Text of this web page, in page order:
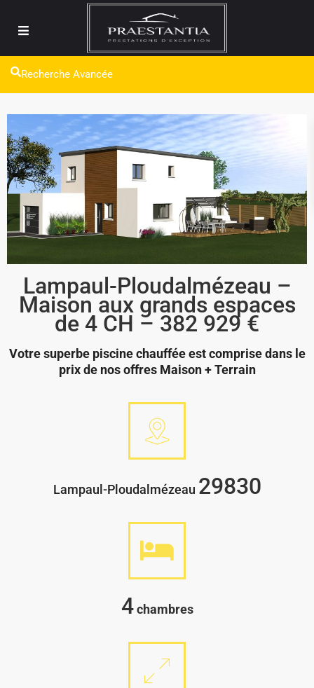
Recherche Avancée
Lampaul-Ploudalmézeau –
Maison aux grands espaces
de 4 CH – 382 929 €
Votre superbe piscine chauffée est comprise dans le
prix de nos offres Maison + Terrain
Lampaul-Ploudalmézeau 29830
4chambres